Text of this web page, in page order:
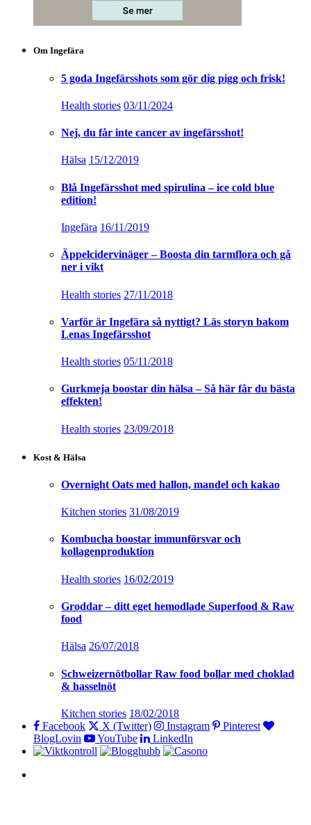
Om Ingefära
5 goda Ingefärsshots som gör dig pigg och frisk!
Health stories 03/11/2024
Nej, du får inte cancer av ingefärsshot!
Hälsa 15/12/2019
Blå Ingefärsshot med spirulina – ice cold blue
edition!
Ingefära 16/11/2019
Äppelcidervinäger – Boosta din tarmflora och gå
ner i vikt
Health stories 27/11/2018
Varför är Ingefära så nyttigt? Läs storyn bakom
Lenas Ingefärsshot
Health stories 05/11/2018
Gurkmeja boostar din hälsa – Så här får du bästa
effekten!
Health stories 23/09/2018
Kost & Hälsa
Overnight Oats med hallon, mandel och kakao
Kitchen stories 31/08/2019
Kombucha boostar immunförsvar och
kollagenproduktion
Health stories 16/02/2019
Groddar – ditt eget hemodlade Superfood & Raw
food
Hälsa 26/07/2018
Schweizernötbollar Raw food bollar med choklad
& hasselnöt
Kitchen stories 18/02/2018
Facebook
X (Twitter) Instagram
Pinterest
BlogLovin
YouTube LinkedIn